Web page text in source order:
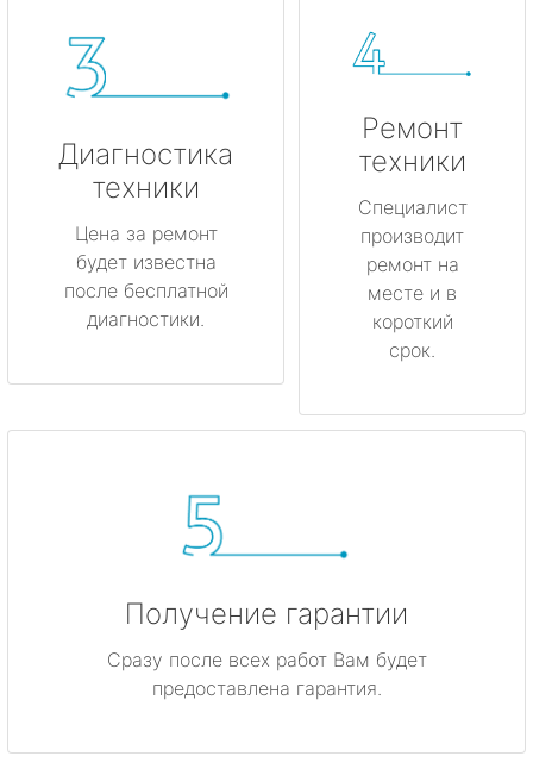
Диагностика
техники
Цена за ремонт
будет известна
после бесплатной
диагностики.
Ремонт
техники
Специалист
производит
ремонт на
месте и в
короткий
срок.
Получение гарантии
Сразу после всех работ Вам будет
предоставлена гарантия.